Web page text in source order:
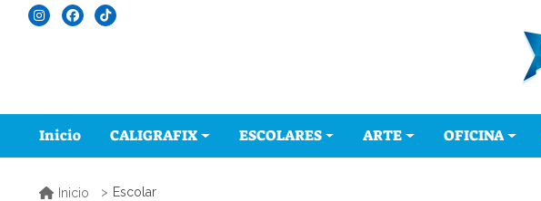
Inicio CALIGRAFIX ESCOLARES ARTE OFICINA
Inicio Escolar